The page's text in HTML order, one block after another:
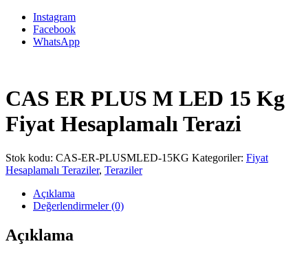
Instagram
Facebook
WhatsApp
CAS ER PLUS M LED 15 Kg
Fiyat Hesaplamalı Terazi
Stok kodu: CAS-ER-PLUSMLED-15KG Kategoriler: Fiyat
Hesaplamalı Teraziler, Teraziler
Açıklama
Değerlendirmeler (0)
Açıklama